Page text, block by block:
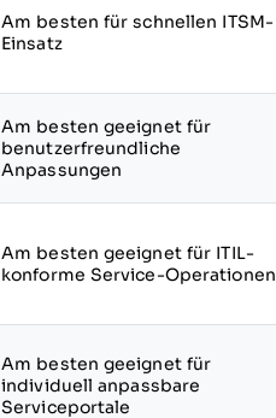
Am besten für schnellen ITSM-
Einsatz
Am besten geeignet für
benutzerfreundliche
Anpassungen
Am besten geeignet für ITIL-
konforme Service-Operationen
Am besten geeignet für
individuell anpassbare
Serviceportale